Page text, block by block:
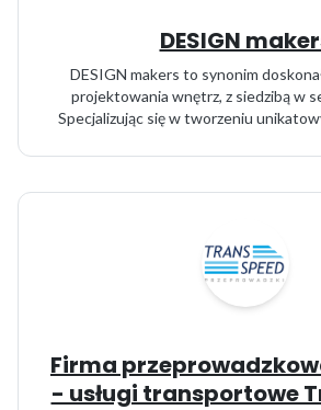
DESIGN
DESIGN makers to synonim
projektowania wnętrz, z siedzibą w
Specjalizując się w tworzeniu
Firma
- usługi transportowe